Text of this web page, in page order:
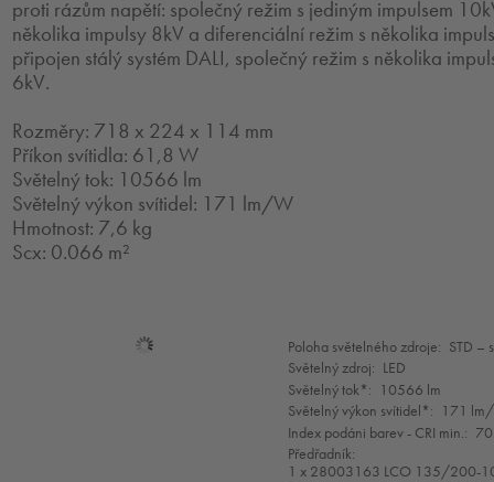
proti rázům napětí: společný režim s jediným impulsem
několika impulsy 8kV a diferenciální režim s několika
připojen stálý systém DALI, společný režim s několika
6kV.
Rozměry: 718 x 224 x 114 mm
Příkon svítidla: 61,8 W
Světelný tok: 10566 lm
Světelný výkon svítidel: 171 lm/W
Hmotnost: 7,6 kg
Scx: 0.066 m²
Mode
selection
Poloha světelného zdroje: STD –
Světelný zdroj: LED
Světelný tok*: 10566 lm
Světelný výkon svítidel*: 171
Index podáni barev - CRI min.: 70
Předřadník:
1 x 28003163 LCO 135/200-